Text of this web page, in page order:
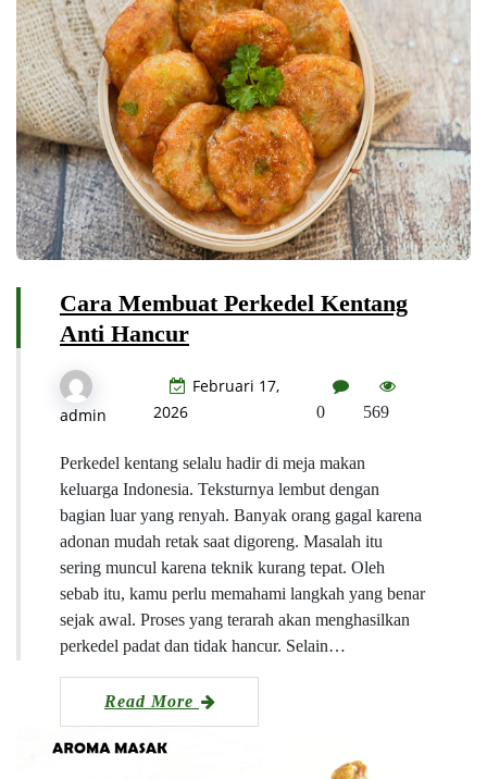
Cara Membuat Perkedel Kentang
Anti Hancur
admin
Februari 17,
2026
0 569
Perkedel kentang selalu hadir di meja makan
keluarga Indonesia. Teksturnya lembut dengan
bagian luar yang renyah. Banyak orang gagal karena
adonan mudah retak saat digoreng. Masalah itu
sering muncul karena teknik kurang tepat. Oleh
sebab itu, kamu perlu memahami langkah yang benar
sejak awal. Proses yang terarah akan menghasilkan
perkedel padat dan tidak hancur. Selain…
Read More